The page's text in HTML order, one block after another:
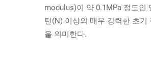
modulus)이 약 0.1MPa 정도
턴(N) 이상의 매우 강력한 초
을 의미한다.